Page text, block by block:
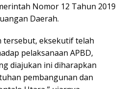
Nomor 12 Tahun 2019
Daerah.
tersebut, eksekutif telah
pelaksanaan APBD,
diajukan ini diharapkan
pembangunan dan